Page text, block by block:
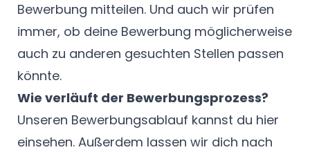
Bewerbung mitteilen. Und auch wir prüfen
immer, ob deine Bewerbung möglicherweise
auch zu anderen gesuchten Stellen passen
könnte.
Wie verläuft der Bewerbungsprozess?
Unseren Bewerbungsablauf kannst du hier
einsehen. Außerdem lassen wir dich nach